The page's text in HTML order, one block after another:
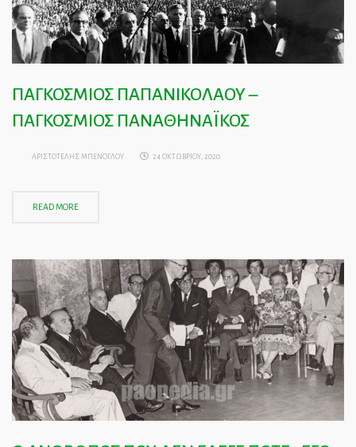
ΠΑΓΚΟΣΜΙΟΣ ΠΑΠΑΝΙΚΟΛΑΟΥ –
ΠΑΓΚΟΣΜΙΟΣ ΠΑΝΑΘΗΝΑΪΚΟΣ
ΑΡΙΣΤΟΤΕΛΗΣ ΜΠΕΝΟΓΛΟΥ 24 ΟΚΤΩΒΡΙΟΥ, 2020
READ MORE